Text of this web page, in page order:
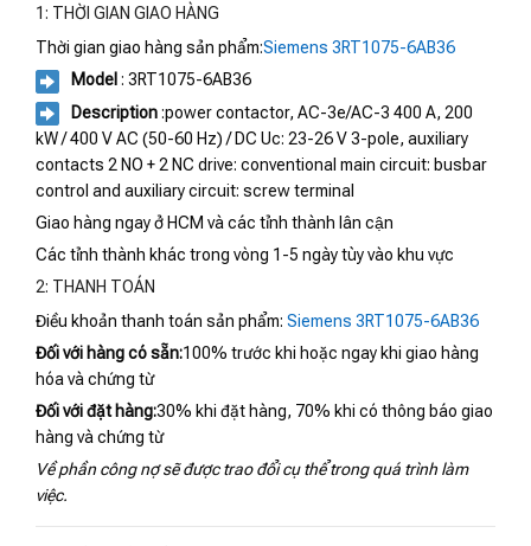
1: THỜI GIAN GIAO HÀNG
Thời gian giao hàng sản phẩm:Siemens 3RT1075-6AB36
Model : 3RT1075-6AB36
Description:power contactor, AC-3e/AC-3 400 A, 200
kW / 400 V AC (50-60 Hz) / DC Uc: 23-26 V 3-pole, auxiliary
contacts 2 NO + 2 NC drive: conventional main circuit: busbar
control and auxiliary circuit: screw terminal
Giao hàng ngay ở HCM và các tỉnh thành lân cận
Các tỉnh thành khác trong vòng 1-5 ngày tùy vào khu vực
2: THANH TOÁN
Điều khoản thanh toán sản phẩm: Siemens 3RT1075-6AB36
Đối với hàng có sẵn:100% trước khi hoặc ngay khi giao hàng
hóa và chứng từ
Đối với đặt hàng:30% khi đặt hàng, 70% khi có thông báo giao
hàng và chứng từ
Về phần công nợ sẽ được trao đổi cụ thể trong quá trình làm
việc.